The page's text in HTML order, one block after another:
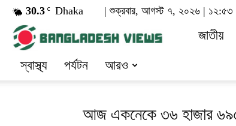
30.3 C Dhaka | শুক্রবার, আগস্ট ৭, ২০২৬ | ১২:৫৩
জাতীয়
স্বাস্থ্য
পর্যটন আরও
আজ একনেকে ৩৬ হাজার